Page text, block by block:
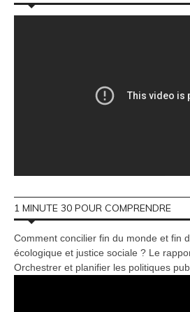
1 MINUTE 30 POUR COMPRENDRE
Comment concilier fin du monde et fin
écologique et justice sociale ? Le
Orchestrer et planifier les politiques